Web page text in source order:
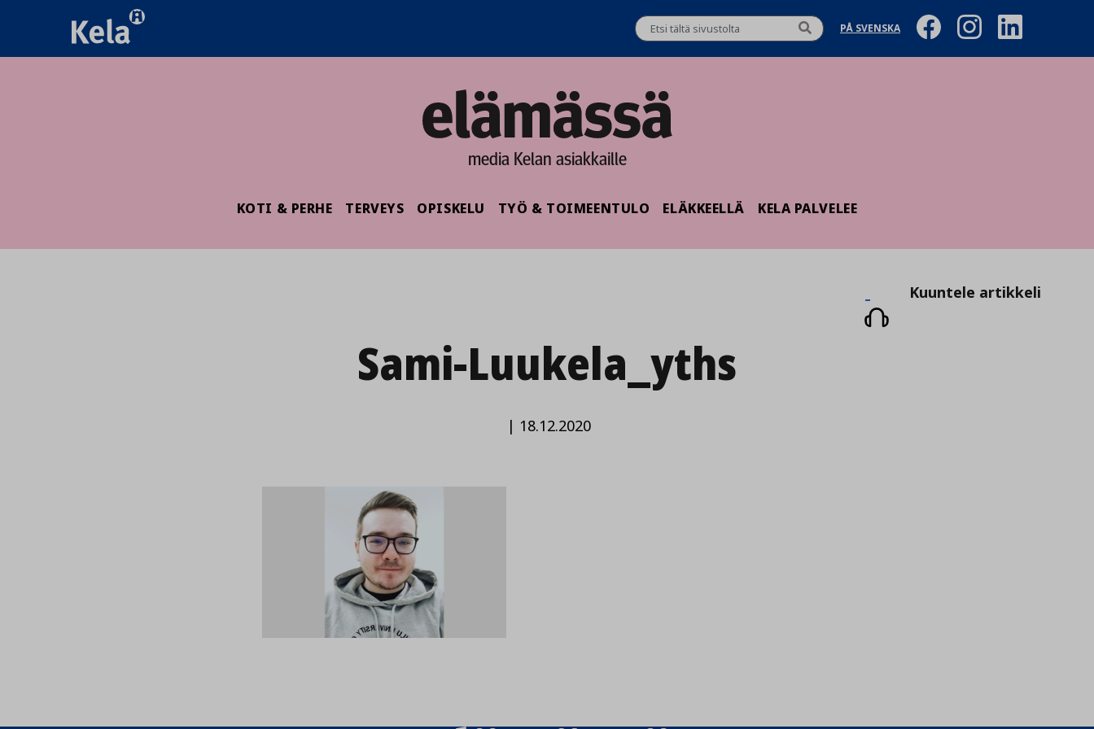
PÅ SVENSKA
media Kelan asiakkaille
KOTI & PERHE TERVEYS OPISKELU TYÖ & TOIMEENTULO ELÄKKEELLÄ KELA PALVELEE
Kuuntele
artikkeli
Kuuntele artikkeli
Sami-Luukela_yths
| 18.12.2020